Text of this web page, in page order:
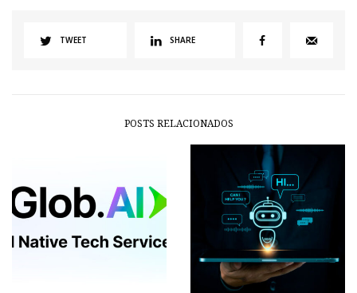
TWEET SHARE
POSTS RELACIONADOS